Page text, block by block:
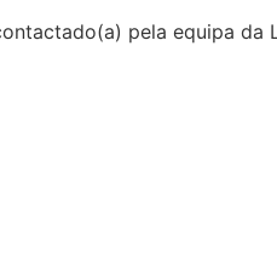
pela equipa